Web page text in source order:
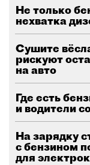
Не только
нехватка
Сушите
рискуют
на авто
Где есть
и водители
На зарядку
с бензином
для